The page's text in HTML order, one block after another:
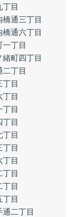
丁目
橋通三丁目
橋通六丁目
一丁目
緒町四丁目
二丁目
丁目
丁目
丁目
丁目
丁目
丁目
丁目
丁目
丁目
丁目
通二丁目